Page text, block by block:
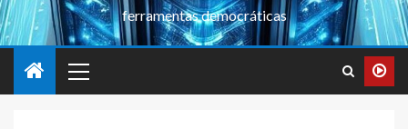
ferramentas democráticas